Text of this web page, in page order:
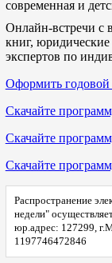
современная и
Онлайн-встречи с
книг,
экспертов по
Оформить годовой
Скачайте
Скачайте
Скачайте
Распространение
недели"
юр.адрес: 127299,
1197746472846